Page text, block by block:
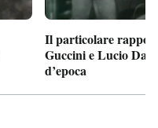
Il particolare
Guccini e Lucio
d’epoca